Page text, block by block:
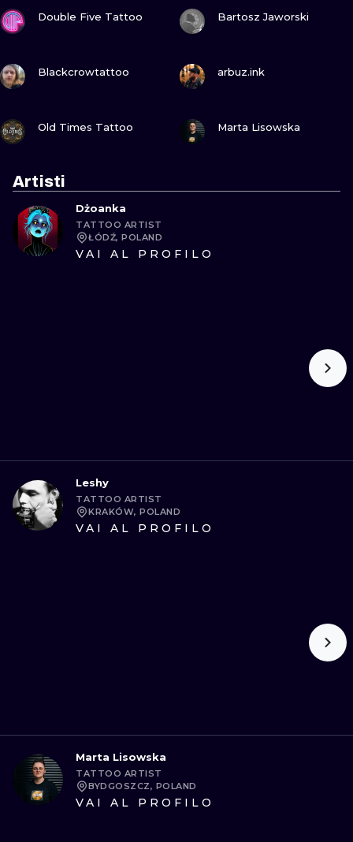
Double Five Tattoo Bartosz Jaworski
Blackcrowtattoo arbuz.ink
Old Times Tattoo Marta Lisowska
Artisti
Dżoanka
TATTOO ARTIST
ŁÓDŹ, POLAND
VAI AL PROFILO
Leshy
TATTOO ARTIST
KRAKÓW, POLAND
VAI AL PROFILO
Marta Lisowska
TATTOO ARTIST
BYDGOSZCZ, POLAND
VAI AL PROFILO